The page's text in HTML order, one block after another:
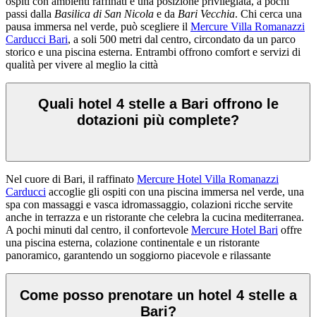
passi dalla Basilica di San Nicola e da Bari Vecchia. Chi cerca una
pausa immersa nel verde, può scegliere il Mercure Villa Romanazzi
Carducci Bari, a soli 500 metri dal centro, circondato da un parco
storico e una piscina esterna. Entrambi offrono comfort e servizi di
qualità per vivere al meglio la città
Quali hotel 4 stelle a Bari offrono le
dotazioni più complete?
Nel cuore di Bari, il raffinato Mercure Hotel Villa Romanazzi
Carducci accoglie gli ospiti con una piscina immersa nel verde, una
spa con massaggi e vasca idromassaggio, colazioni ricche servite
anche in terrazza e un ristorante che celebra la cucina mediterranea.
A pochi minuti dal centro, il confortevole Mercure Hotel Bari offre
una piscina esterna, colazione continentale e un ristorante
panoramico, garantendo un soggiorno piacevole e rilassante
Come posso prenotare un hotel 4 stelle a
Bari?